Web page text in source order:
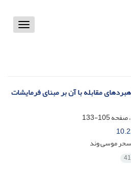
Toggle
مقابله با آن بر مبنای فرمایشات
105-133
سحر موسی وند